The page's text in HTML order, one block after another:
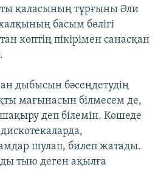
қаласының тұрғыны Әли
басым бөлігі
көптің пікірімен санасқан
дыбысын бәсеңдетудің
мағынасын білмесем де,
деп білемін. Көшеде
шулап, билеп жатады.
тыю деген ақылға